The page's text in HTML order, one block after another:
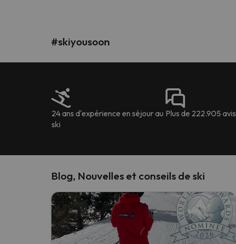
#skiyousoon
24 ans d'expérience en séjour au
ski
Plus de 222.905
Blog, Nouvelles et conseils de ski